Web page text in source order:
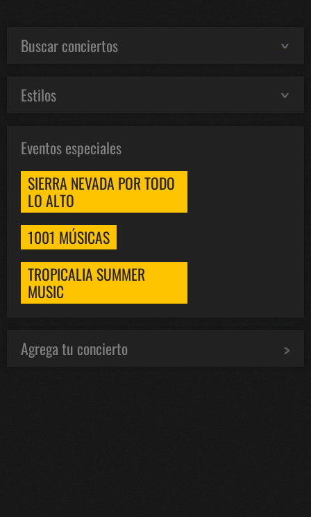
Buscar conciertos
Estilos
Eventos especiales
SIERRA NEVADA POR TODO
LO ALTO
1001 MÚSICAS
TROPICALIA SUMMER
MUSIC
Agrega tu concierto